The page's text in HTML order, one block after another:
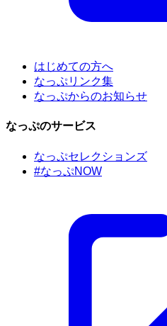
はじめての方へ
なっぷリンク集
なっぷからのお知らせ
なっぷのサービス
なっぷセレクションズ
#なっぷNOW